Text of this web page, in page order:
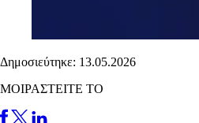
Δημοσιεύτηκε: 13.05.2026
ΜΟΙΡΑΣΤΕΙΤΕ ΤΟ